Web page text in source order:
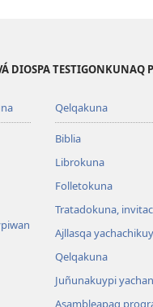
DIOSPA TESTIGONKUNAQ
Qelqakuna
Biblia
Librokuna
Folletokuna
Tratadokuna,
Ajllasqa
Qelqakuna
Juñunakuypi
Asambleapaq